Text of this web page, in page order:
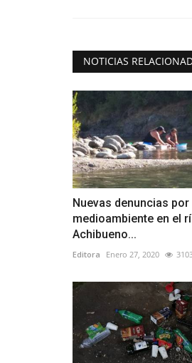
NOTICIAS
Nuevas denuncias por
medioambiente en el
Achibueno...
Editora Enero 27, 2020